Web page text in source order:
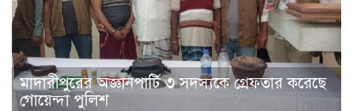
মাদারীপুরের অজ্ঞানপার্টি ৩ সদস্যকে গ্রেফতার করেছে
গোয়েন্দা পুলিশ